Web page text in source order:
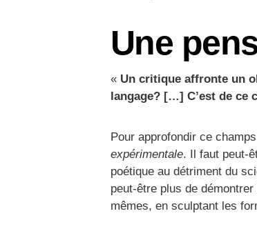
Une
« Un critique affronte un
langage? […] C’est de ce
Pour approfondir ce
expérimentale. Il faut peut-
poétique au détriment du
peut-être plus de
mêmes, en sculptant les